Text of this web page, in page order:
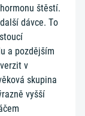
štěstí.
dávce. To
a pozdějším
v
skupina
vyšší